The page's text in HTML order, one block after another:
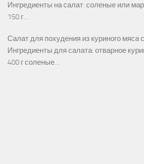
Ингредиенты на салат: соленые или
150 г…
Салат для похудения из куриного мяса
Ингредиенты для салата: отварное
400 г соленые…